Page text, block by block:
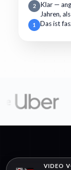
2
Klar —
Jahren,
1 Das ist
VIDEO